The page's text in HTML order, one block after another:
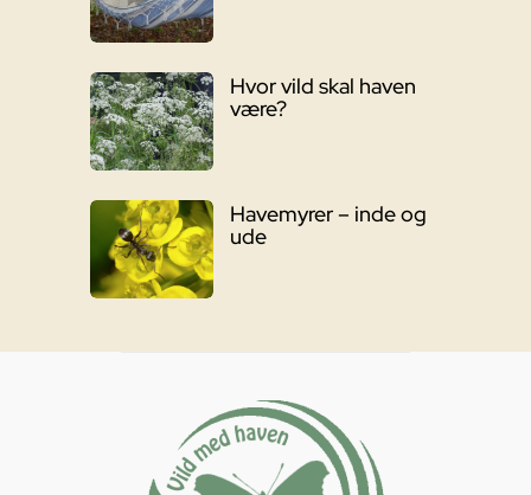
Hvor vild skal haven
være?
Havemyrer – inde og
ude